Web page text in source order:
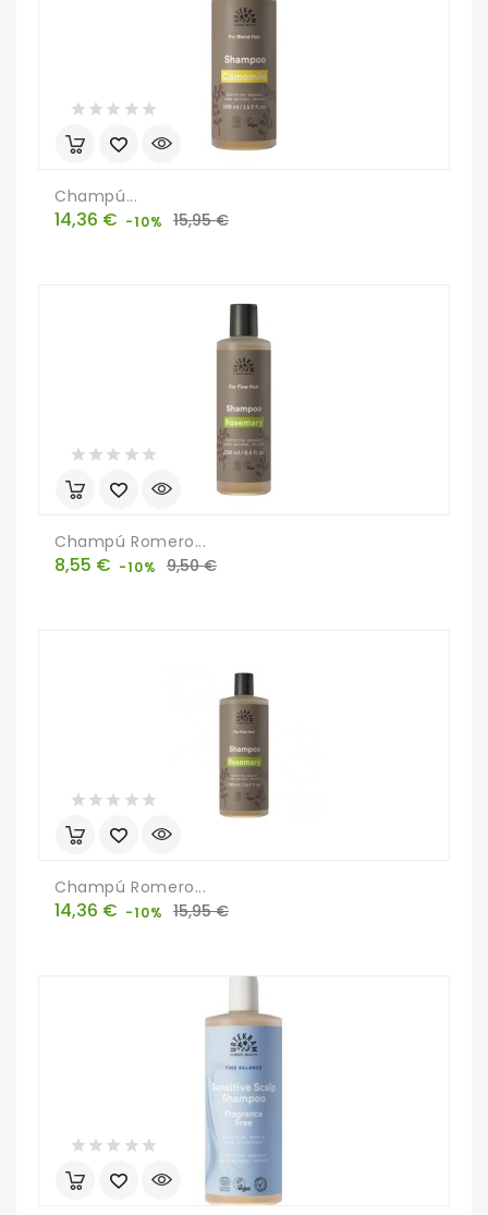
Champú...
Precio
14,36 € -10%
Precio
15,95 €
Champú Romero...
Precio
8,55 € -10%
Precio
9,50 €
Champú Romero...
Precio
14,36 € -10%
Precio
15,95 €